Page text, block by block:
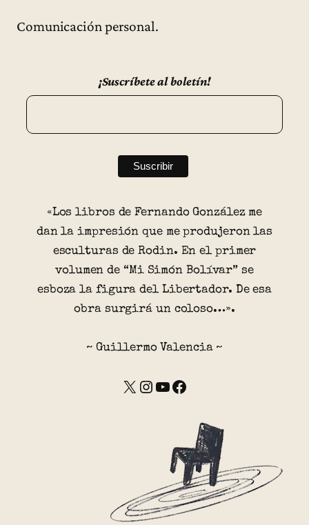
Comunicación personal.
¡Suscríbete al boletín!
«Los libros de Fernando González me
dan la impresión que me produjeron las
esculturas de Rodin. En el primer
volumen de “Mi Simón Bolívar” se
esboza la figura del Libertador. De esa
obra surgirá un coloso…».
~ Guillermo Valencia ~
X Instagram YouTube Facebook